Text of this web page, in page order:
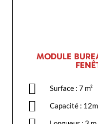
MODULE
Surface : 7 m²
Capacité :